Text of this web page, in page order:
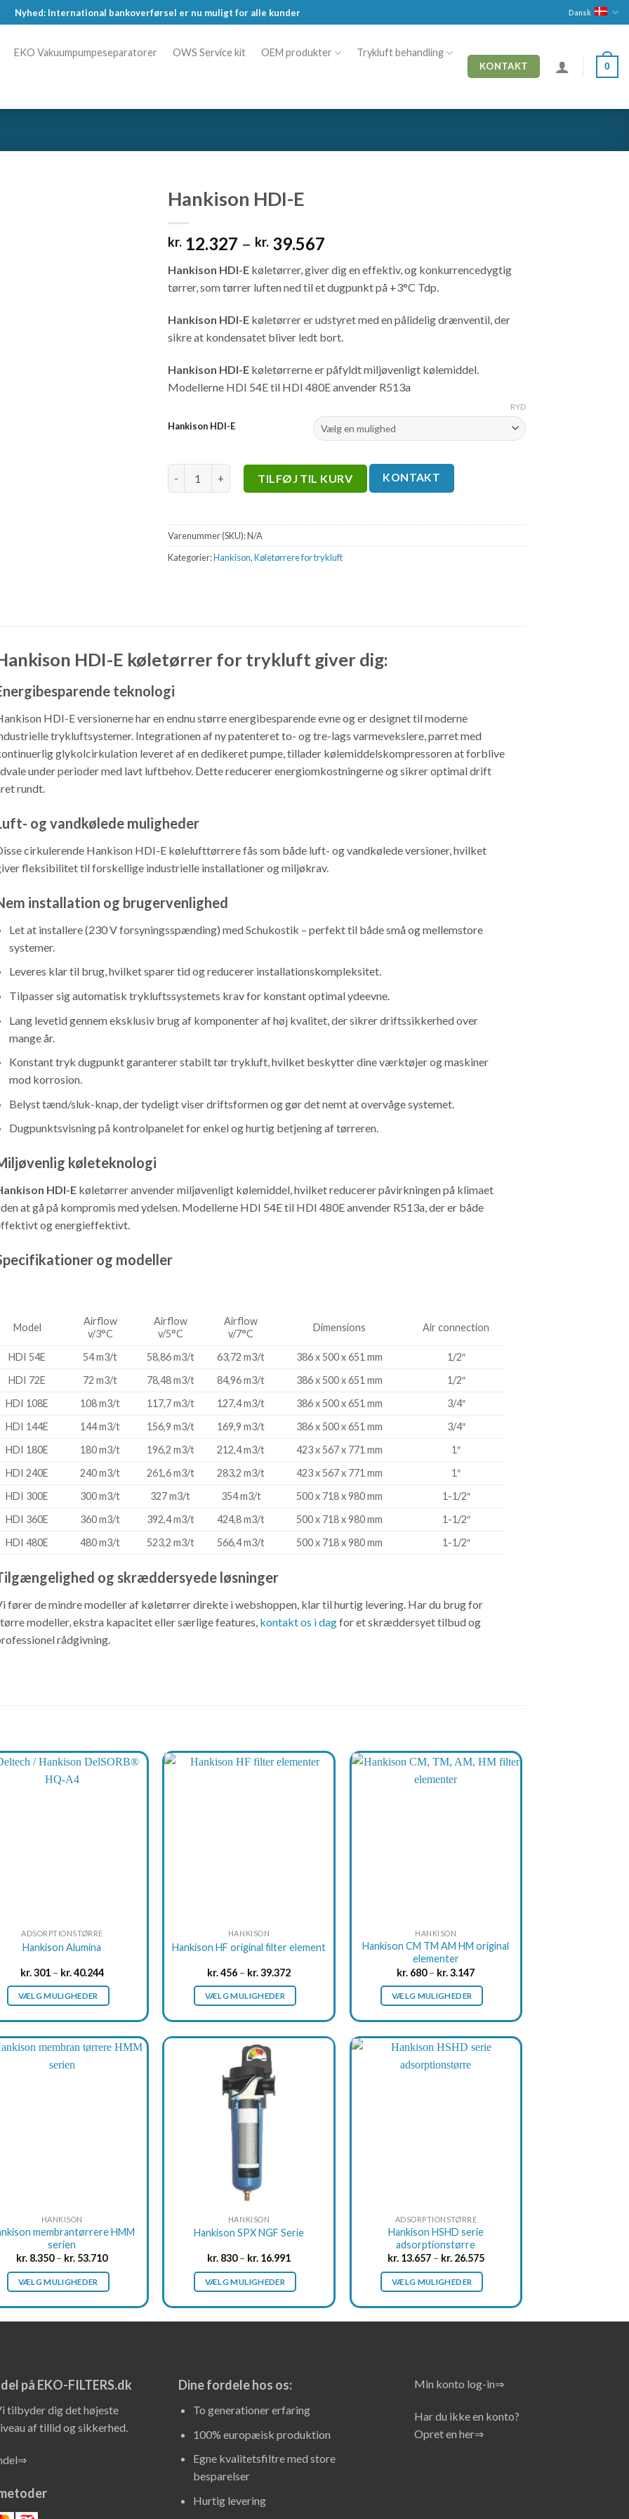
Nyhed: International bankoverførsel er nu muligt for alle kunder Dansk
EKO Vakuumpumpeseparatorer OWS Service kit OEM produkter Trykluft behandling
KONTAKT 0
Hankison HDI-E
kr. 12.327 – kr. 39.567
Hankison HDI-E køletørrer, giver dig en effektiv, og konkurrencedygtig
tørrer, som tørrer luften ned til et dugpunkt på +3°C Tdp.
Hankison HDI-E køletørrer er udstyret med en pålidelig drænventil, der
sikre at kondensatet bliver ledt bort.
Hankison HDI-E køletørrerne er påfyldt miljøvenligt kølemiddel.
Modellerne HDI 54E til HDI 480E anvender R513a
Hankison HDI-E
RYD
Hankison HDI-E antalTILFØJ TIL KURV KONTAKT
Varenummer (SKU):N/A
Kategorier:Hankison,Køletørrere for trykluft
HDI-E køletørrer for trykluft giver dig:
teknologi
HDI-E versionerne har en endnu større energibesparende evne og er designet til moderne
trykluftsystemer. Integrationen af ​​ny patenteret to- og tre-lags varmevekslere, parret med
glykolcirkulation leveret af en dedikeret pumpe, tillader kølemiddelskompressoren at forblive
under perioder med lavt luftbehov. Dette reducerer energiomkostningerne og sikrer optimal drift
rundt.
og vandkølede muligheder
cirkulerende Hankison HDI-E kølelufttørrere fås som både luft- og vandkølede versioner, hvilket
fleksibilitet til forskellige industrielle installationer og miljøkrav.
installation og brugervenlighed
Let at installere (230 V forsyningsspænding) med Schukostik – perfekt til både små og mellemstore
systemer.
Leveres klar til brug, hvilket sparer tid og reducerer installationskompleksitet.
Tilpasser sig automatisk trykluftssystemets krav for konstant optimal ydeevne.
Lang levetid gennem eksklusiv brug af komponenter af høj kvalitet, der sikrer driftssikkerhed over
mange år.
Konstant tryk dugpunkt garanterer stabilt tør trykluft, hvilket beskytter dine værktøjer og maskiner
mod korrosion.
Belyst tænd/sluk-knap, der tydeligt viser driftsformen og gør det nemt at overvåge systemet.
Dugpunktsvisning på kontrolpanelet for enkel og hurtig betjening af tørreren.
køleteknologi
HDI-Ekøletørrer anvender miljøvenligt kølemiddel, hvilket reducerer påvirkningen på klimaet
at gå på kompromis med ydelsen. Modellerne HDI 54E til HDI 480E anvender R513a, der er både
og energieffektivt.
og modeller
Model
Airflow
v/3°C
Airflow
v/5°C
Airflow
v/7°C
Dimensions Air connection
HDI 54E 54 m3/t 58,86 m3/t 63,72 m3/t 386 x 500 x 651 mm
1/2″
HDI 72E
72 m3/t 78,48 m3/t 84,96 m3/t 386 x 500 x 651 mm
1/2″
HDI 108E
108 m3/t 117,7 m3/t 127,4 m3/t 386 x 500 x 651 mm
3/4″
HDI 144E
144 m3/t 156,9 m3/t 169,9 m3/t 386 x 500 x 651 mm
3/4″
HDI 180E
180 m3/t 196,2 m3/t 212,4 m3/t 423 x 567 x 771 mm
1″
HDI 240E
240 m3/t 261,6 m3/t 283,2 m3/t 423 x 567 x 771 mm
1″
HDI 300E
300 m3/t 327 m3/t 354 m3/t 500 x 718 x 980 mm
1-1/2″
HDI 360E
360 m3/t 392,4 m3/t 424,8 m3/t 500 x 718 x 980 mm
1-1/2″
HDI 480E
480 m3/t 523,2 m3/t 566,4 m3/t 500 x 718 x 980 mm 1-1/2″
og skræddersyede løsninger
fører de mindre modeller af køletørrer direkte i webshoppen, klar til hurtig levering. Har du brug for
modeller, ekstra kapacitet eller særlige features, kontakt os i dagfor et skræddersyet tilbud og
rådgivning.
ADSORPTIONSTØRRE
Hankison Alumina
kr.301– kr.40.244
VÆLG MULIGHEDER
has
multiple
page
HANKISON
Hankison HF original filter element
kr.456 – kr.39.372
VÆLG MULIGHEDER
has
multiple
variants.
The
options
may
be
chosen
on
the
page
HANKISON
Hankison CM TM AM HM original
elementer
kr. 680– kr.3.147
VÆLG MULIGHEDER
has
multiple
page
HANKISON
membrantørrere HMM
serien
kr. 8.350– kr. 53.710
VÆLG MULIGHEDER
The
may
be
HANKISON
Hankison SPX NGF Serie
kr. 830– kr. 16.991
VÆLG MULIGHEDER
The
may
chosen
on
the
page
ADSORPTIONSTØRRE
Hankison HSHD serie
adsorptionstørre
kr.13.657– kr.26.575
VÆLG MULIGHEDER
The
may
be
på EKO-FILTERS.dk
tilbyder dig det højeste
af tillid og sikkerhed.
Dine fordele hos os:
To generationer erfaring
100% europæisk produktion
Egne kvalitetsfiltre med store
besparelser
Hurtig levering
Min konto log-in⇒
Har du ikke en konto?
Opret en her⇒